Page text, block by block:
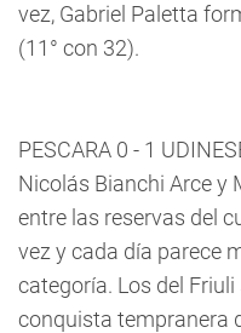
vez, Gabriel Paletta
(11° con 32).
PESCARA 0 - 1
Nicolás Bianchi Arce y
entre las reservas del
vez y cada día parece
categoría. Los del
conquista tempranera